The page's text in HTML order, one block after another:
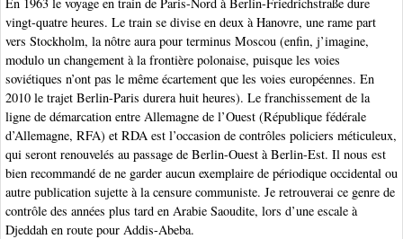
vingt-quatre heures. Le train se divise en deux à Hanovre, une rame part
vers Stockholm, la nôtre aura pour terminus Moscou (enfin, j’imagine,
modulo un changement à la frontière polonaise, puisque les voies
soviétiques n’ont pas le même écartement que les voies européennes. En
2010 le trajet Berlin-Paris durera huit heures). Le franchissement de la
ligne de démarcation entre Allemagne de l’Ouest (République fédérale
d’Allemagne, RFA) et RDA est l’occasion de contrôles policiers méticuleux,
qui seront renouvelés au passage de Berlin-Ouest à Berlin-Est. Il nous est
bien recommandé de ne garder aucun exemplaire de périodique occidental ou
autre publication sujette à la censure communiste. Je retrouverai ce genre de
contrôle des années plus tard en Arabie Saoudite, lors d’une escale à
Djeddah en route pour Addis-Abeba.